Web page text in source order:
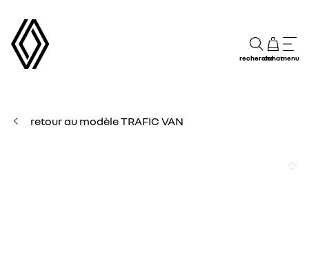
rechercheachatmenu
retour au modèle TRAFIC VAN